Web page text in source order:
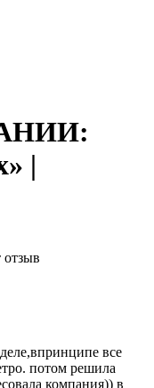
|
все
потом решила
компания)) в